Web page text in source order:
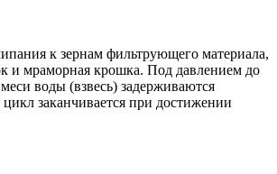
к зернам фильтрующего материала,
и мраморная крошка. Под давлением до
воды (взвесь) задерживаются
заканчивается при достижении